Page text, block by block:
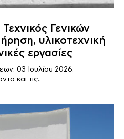
Γενικών
υλικοτεχνική
εργασίες
03 Ιουλίου 2026.
και τις..